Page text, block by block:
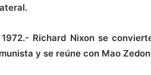
1972.- Richard Nixon se
y se reúne con Mao